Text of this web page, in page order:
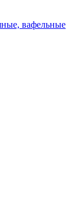
вафельные